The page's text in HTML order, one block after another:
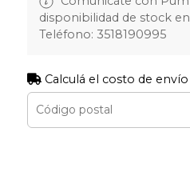
disponibilidad de stock
Teléfono: 3518190995
Calculá el costo de envío